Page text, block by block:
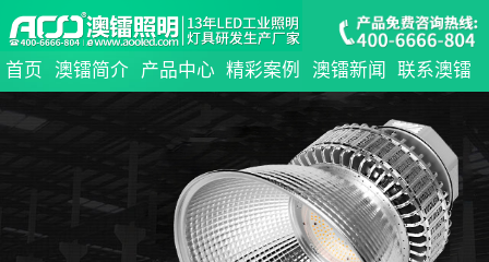
首页 澳镭简介 产品中心 精彩案例 澳镭新闻 联系澳镭